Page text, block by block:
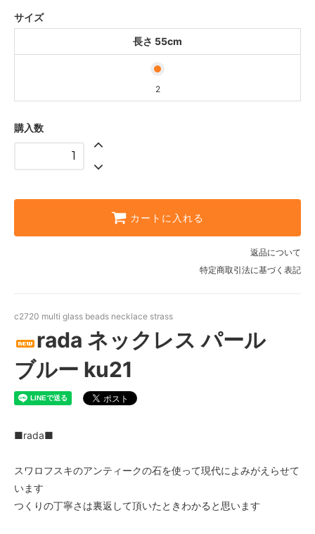
サイズ
長さ 55cm
2
購入数
カートに入れる
返品について
特定商取引法に基づく表記
c2720 multi glass beads necklace strass
rada ネックレス パール
ブルー ku21
■rada■
スワロフスキのアンティークの石を使って現代によみがえらせて
います
つくりの丁寧さは裏返して頂いたときわかると思います